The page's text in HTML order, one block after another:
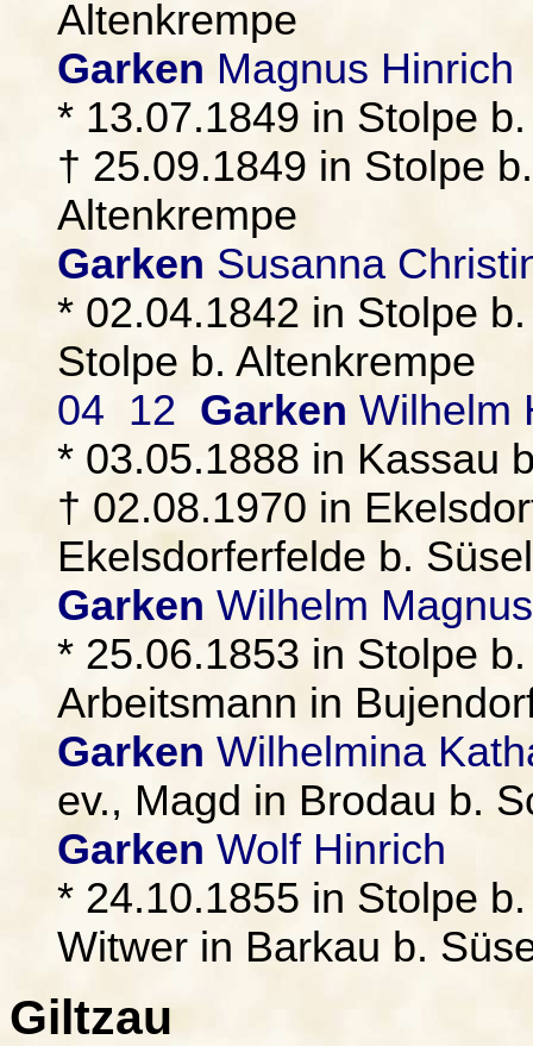
Altenkrempe
Garken Magnus Hinrich
* 13.07.1849 in Stolpe
† 25.09.1849 in Stolpe
Altenkrempe
Garken Susanna
* 02.04.1842 in Stolpe
Stolpe b. Altenkrempe
04 12 Garken Wilhelm
* 03.05.1888 in Kassau
† 02.08.1970 in
Ekelsdorferfelde b. Süsel
Garken Wilhelm Magnus
* 25.06.1853 in Stolpe
Arbeitsmann in
Garken Wilhelmina
ev., Magd in Brodau b.
Garken Wolf Hinrich
* 24.10.1855 in Stolpe
Witwer in Barkau b.
Giltzau